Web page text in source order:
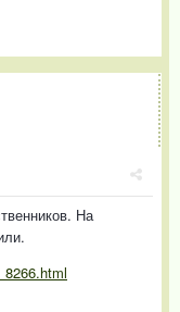
На